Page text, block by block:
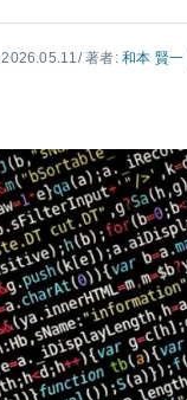
/ 著者:和本 賢一